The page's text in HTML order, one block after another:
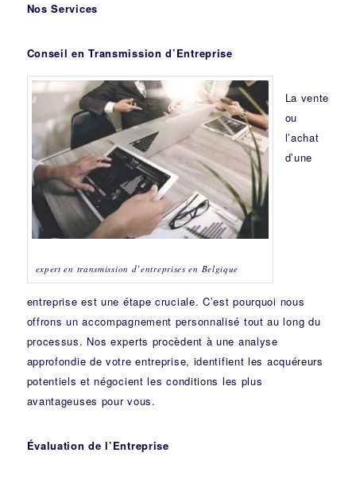
Nos Services
Conseil en Transmission d’Entreprise
expert en transmission d’entreprises en Belgique
La vente
ou
l’achat
d’une
entreprise est une étape cruciale. C’est pourquoi nous
offrons un accompagnement personnalisé tout au long du
processus. Nos experts procèdent à une analyse
approfondie de votre entreprise, identifient les acquéreurs
potentiels et négocient les conditions les plus
avantageuses pour vous.
Évaluation de l’Entreprise